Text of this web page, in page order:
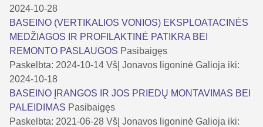
2024-10-28
BASEINO (VERTIKALIOS VONIOS) EKSPLOATACINĖS
MEDŽIAGOS IR PROFILAKTINĖ PATIKRA BEI
REMONTO PASLAUGOS Pasibaigęs
Paskelbta: 2024-10-14 VšĮ Jonavos ligoninė Galioja iki:
2024-10-18
BASEINO ĮRANGOS IR JOS PRIEDŲ MONTAVIMAS BEI
PALEIDIMAS Pasibaigęs
Paskelbta: 2021-06-28 VšĮ Jonavos ligoninė Galioja iki: